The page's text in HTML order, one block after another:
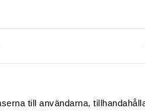
till användarna,